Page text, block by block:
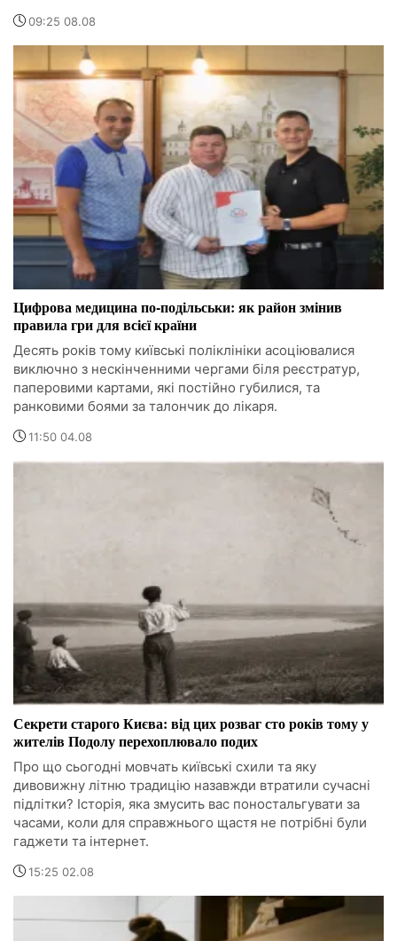
09:25 08.08
Цифрова медицина по-подільськи: як район змінив
правила гри для всієї країни
Десять років тому київські поліклініки асоціювалися
виключно з нескінченними чергами біля реєстратур,
паперовими картами, які постійно губилися, та
ранковими боями за талончик до лікаря.
11:50 04.08
Секрети старого Києва: від цих розваг сто років тому у
жителів Подолу перехоплювало подих
Про що сьогодні мовчать київські схили та яку
дивовижну літню традицію назавжди втратили сучасні
підлітки? Історія, яка змусить вас поностальгувати за
часами, коли для справжнього щастя не потрібні були
гаджети та інтернет.
15:25 02.08